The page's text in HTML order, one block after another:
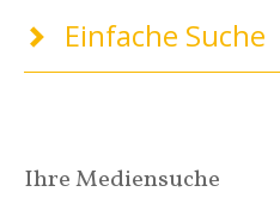
Einfache Suche
Ihre Mediensuche